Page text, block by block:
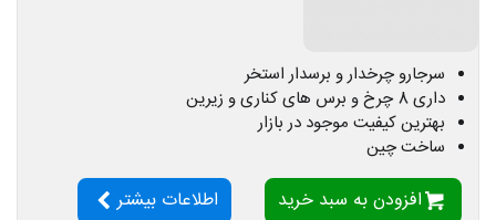
سرجارو چرخدار و برسدار استخر
داری 8 چرخ و برس های کناری و زیرین
بهترین کیفیت موجود در بازار
ساخت چین
افزودن به سبد خرید اطلاعات بیشتر